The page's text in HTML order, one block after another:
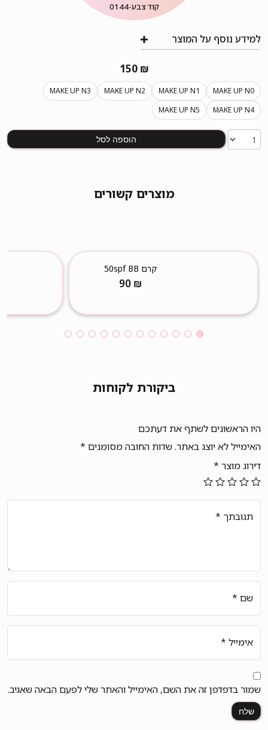
קוד צבע-0144
למידע נוסף על המוצר
150 ₪
MAKE UP N0
MAKE UP N1
MAKE UP N2
MAKE UP N3
MAKE UP N4
MAKE UP N5
הוספה לסל
מוצרים קשורים
קרם 50spf BB
90 ₪
ביקורת לקוחות
היו הראשונים לשתף את דעתכם
האימייל לא יוצג באתר.שדות החובה מסומנים *
דירוג מוצר *
תגובתך *
שם *
אימייל *
שמור בדפדפן זה את השם, האימייל והאתר שלי לפעם הבאה שאגיב.